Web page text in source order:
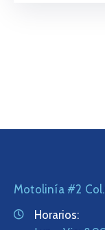
Motolinía #2
Horarios: